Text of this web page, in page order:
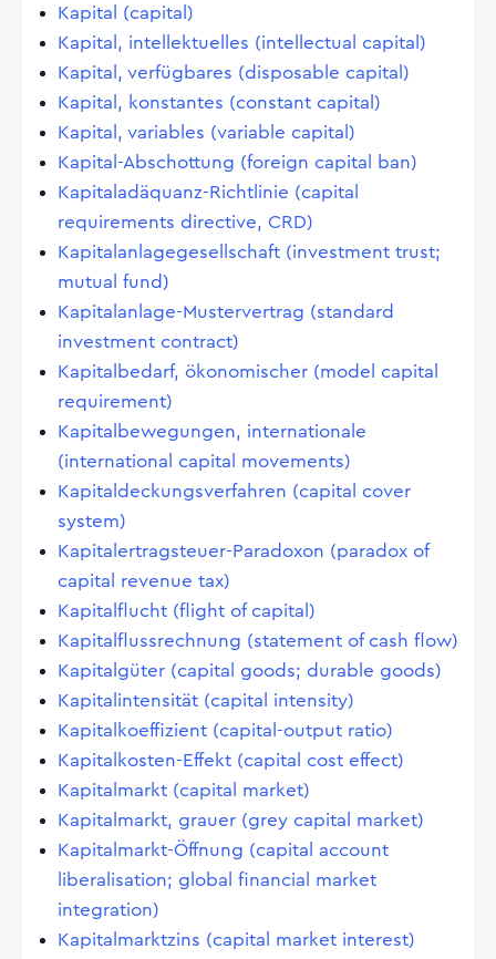
Kapital (capital)
Kapital, intellektuelles (intellectual capital)
Kapital, verfügbares (disposable capital)
Kapital, konstantes (constant capital)
Kapital, variables (variable capital)
Kapital-Abschottung (foreign capital ban)
Kapitaladäquanz-Richtlinie (capital
requirements directive, CRD)
Kapitalanlagegesellschaft (investment trust;
mutual fund)
Kapitalanlage-Mustervertrag (standard
investment contract)
Kapitalbedarf, ökonomischer (model capital
requirement)
Kapitalbewegungen, internationale
(international capital movements)
Kapitaldeckungsverfahren (capital cover
system)
Kapitalertragsteuer-Paradoxon (paradox of
capital revenue tax)
Kapitalflucht (flight of capital)
Kapitalflussrechnung (statement of cash flow)
Kapitalgüter (capital goods; durable goods)
Kapitalintensität (capital intensity)
Kapitalkoeffizient (capital-output ratio)
Kapitalkosten-Effekt (capital cost effect)
Kapitalmarkt (capital market)
Kapitalmarkt, grauer (grey capital market)
Kapitalmarkt-Öffnung (capital account
liberalisation; global financial market
integration)
Kapitalmarktzins (capital market interest)